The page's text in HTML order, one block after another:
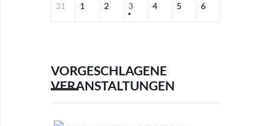
31 1 2 3 4 5 6
VORGESCHLAGENE
VERANSTALTUNGEN